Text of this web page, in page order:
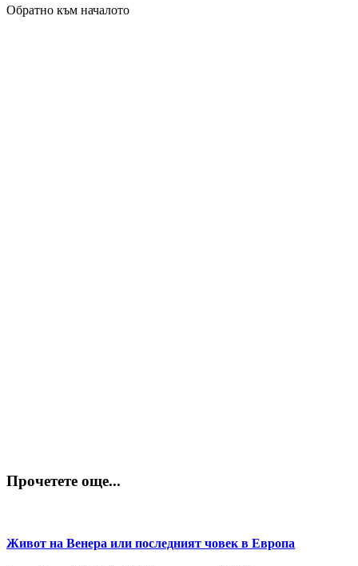
Обратно към началото
Прочетете още...
Живот на Венера или последният човек в Европа